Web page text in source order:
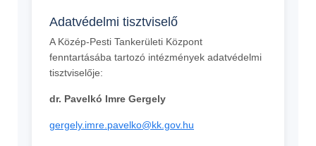
Adatvédelmi tisztviselő
A Közép-Pesti Tankerületi Központ
fenntartásába tartozó intézmények adatvédelmi
tisztviselője:
dr. Pavelkó Imre Gergely
gergely.imre.pavelko@kk.gov.hu